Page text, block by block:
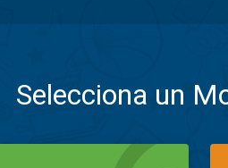
Selecciona un